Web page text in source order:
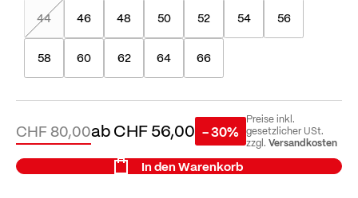
44 46 48 50 52 54 56
58 60 62 64 66
abCHF 56,00
CHF 80,00 - 30%
Preise inkl.
gesetzlicher USt.
zzgl. Versandkosten
In den Warenkorb